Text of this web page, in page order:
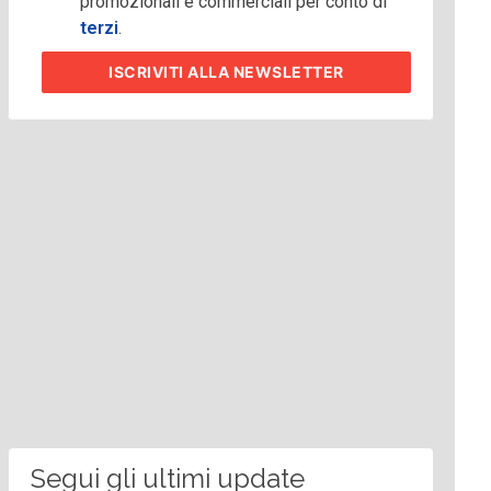
terzi.
ISCRIVITIALLA NEWSLETTER
Segui gli ultimi update